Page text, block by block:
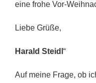
eine frohe Vor-
Liebe Grüße,
Harald Steidl “
Auf meine Frage, ob